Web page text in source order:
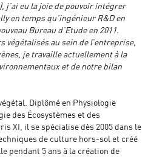
j’ai eu la joie de pouvoir intégrer
en temps qu’ingénieur R&D en
Bureau d’Etude en 2011.
végétalisés au sein de l’entreprise,
je travaille actuellement à la
et de notre bilan
Diplômé en Physiologie
des Écosystèmes et des
XI, il se spécialise dès 2005 dans le
de culture hors-sol et créé
pendant 5 ans à la création de